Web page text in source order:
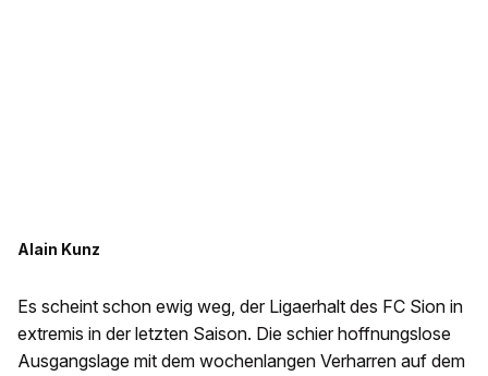
Alain Kunz
Es scheint schon ewig weg, der Ligaerhalt des FC Sion in
extremis in der letzten Saison. Die schier hoffnungslose
Ausgangslage mit dem wochenlangen Verharren auf dem